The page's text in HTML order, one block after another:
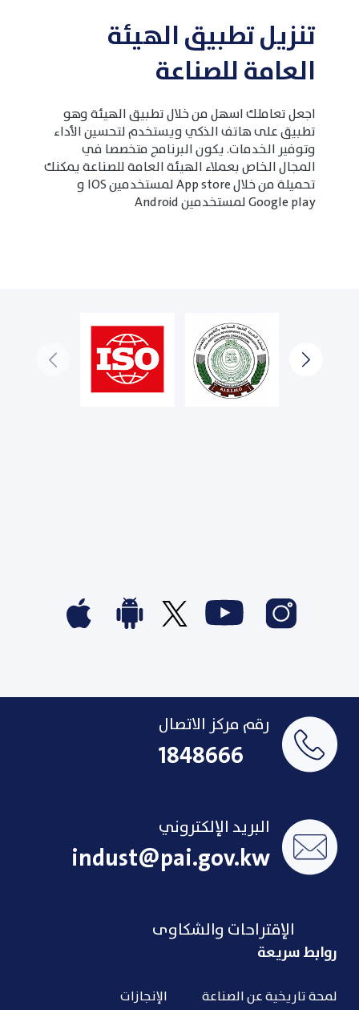
تنزيل تطبيق الهيئة
العامة للصناعة
اجعل تعاملك اسهل من خلال تطبيق الهيئة وهو
تطبيق على هاتف الذكي ويستخدم لتحسين الأداء
وتوفير الخدمات. يكون البرنامج متخصصا في
المجال الخاص بعملاء الهيئة العامة للصناعة يمكنك
تحميلة من خلال App store لمستخدمين IOS و
Google play لمستخدمين Android
رقم مركز الاتصال
1848666
البريد الإلكتروني
indust@pai.gov.kw
الإقتراحات والشكاوى
روابط سريعة
لمحة تاريخية عن الصناعة الإنجازات